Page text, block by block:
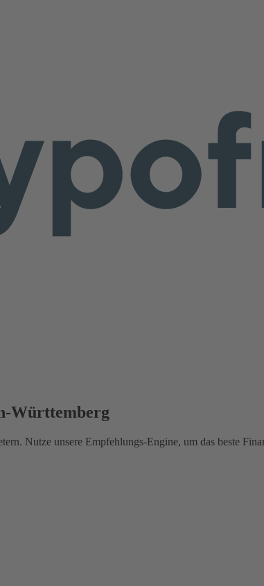
Württemberg
Nutze unsere Empfehlungs-Engine, um das beste